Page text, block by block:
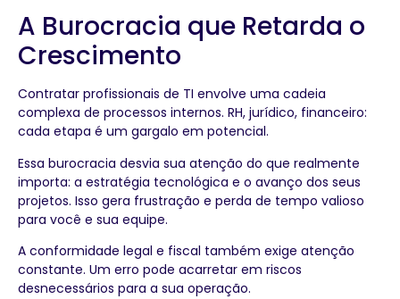
A Burocracia que Retarda o
Crescimento
Contratar profissionais de TI envolve uma cadeia
complexa de processos internos. RH, jurídico, financeiro:
cada etapa é um gargalo em potencial.
Essa burocracia desvia sua atenção do que realmente
importa: a estratégia tecnológica e o avanço dos seus
projetos. Isso gera frustração e perda de tempo valioso
para você e sua equipe.
A conformidade legal e fiscal também exige atenção
constante. Um erro pode acarretar em riscos
desnecessários para a sua operação.